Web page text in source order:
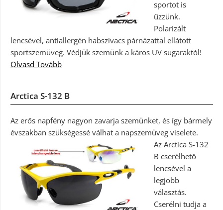
sportot is
űzzünk.
Polarizált
lencsével, antiallergén habszivacs párnázattal ellátott
sportszemüveg. Védjük szemünk a káros UV sugaraktól!
Olvasd Tovább
Arctica S-132 B
Az erős napfény nagyon zavarja szemünket, és így bármely
évszakban szükségessé válhat a napszemüveg viselete.
Az Arctica S-132
B cserélhető
lencsével a
legjobb
választás.
Cserélni tudja a